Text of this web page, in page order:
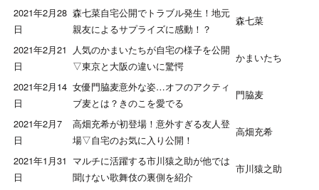
2021年2月28
日
森七菜自宅公開でトラブル発生！地元
親友によるサプライズに感動！？
森七菜
2021年2月21
日
人気のかまいたちが自宅の様子を公開
▽東京と大阪の違いに驚愕
かまいたち
2021年2月14
日
女優門脇麦意外な姿…オフのアクティ
ブ麦とは？きのこを愛でる
門脇麦
2021年2月7
日
高畑充希が初登場！意外すぎる友人登
場▽自宅のお気に入り公開！
高畑充希
2021年1月31
日
マルチに活躍する市川猿之助が他では
聞けない歌舞伎の裏側を紹介
市川猿之助